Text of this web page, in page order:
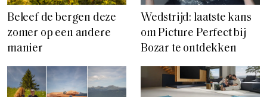
Beleef de bergen deze
zomer op een andere
manier
Wedstrijd: laatste kans
om Picture Perfect bij
Bozar te ontdekken